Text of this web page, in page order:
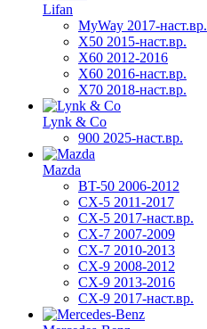
Lifan
MyWay 2017-наст.вр.
X50 2015-наст.вр.
X60 2012-2016
X60 2016-наст.вр.
X70 2018-наст.вр.
Lynk & Co
900 2025-наст.вр.
Mazda
BT-50 2006-2012
CX-5 2011-2017
CX-5 2017-наст.вр.
CX-7 2007-2009
CX-7 2010-2013
CX-9 2008-2012
CX-9 2013-2016
CX-9 2017-наст.вр.